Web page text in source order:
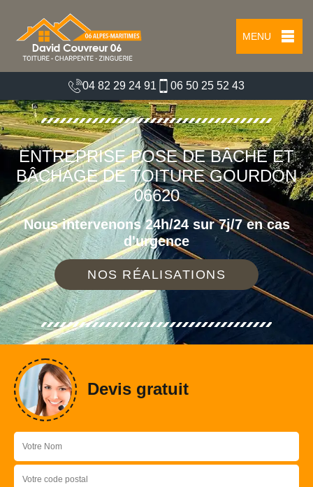
MENU
04 82 29 24 91 06 50 25 52 43
ENTREPRISE POSE DE BÂCHE ET
BÂCHAGE DE TOITURE GOURDON
06620
Nous intervenons 24h/24 sur 7j/7 en cas
d'urgence
NOS RÉALISATIONS
Devis gratuit